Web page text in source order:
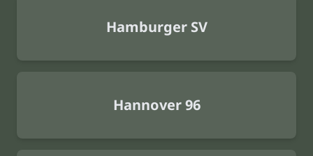
Hamburger SV
Hannover 96